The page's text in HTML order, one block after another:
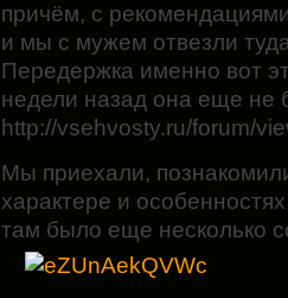
причём, с
и мы с мужем отвезли
Передержка именно вот
недели назад она еще не
http://vsehvosty.ru/forum/
Мы приехали,
характере и
там было еще несколько